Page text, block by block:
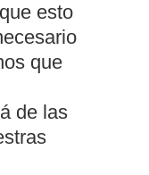
esto
que
de las